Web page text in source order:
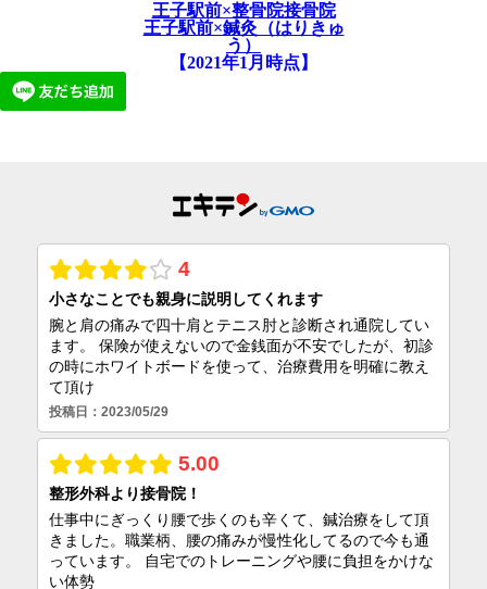
王子駅前×整骨院接骨院
王子駅前×鍼灸（はりきゅ
う）
【2021年1月時点】